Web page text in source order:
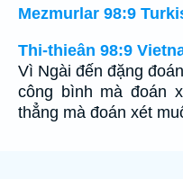
Mezmurlar 98:9
Thi-thieân 98:9
Vì Ngài đến đặng
công bình mà đoán
thẳng mà đoán xét